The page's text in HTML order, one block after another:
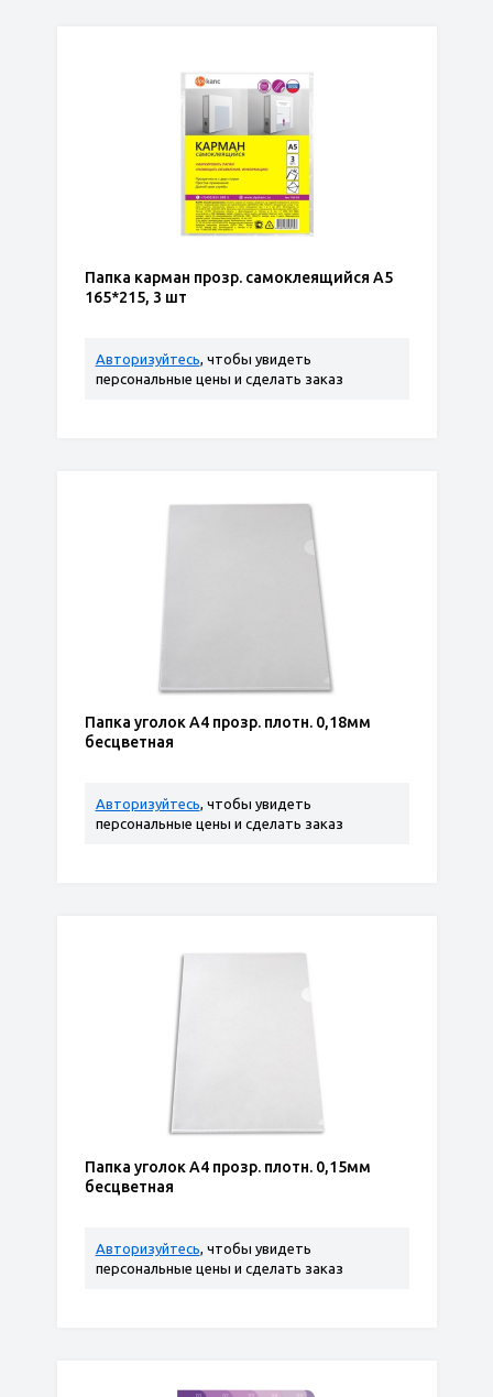
Папка карман прозр. самоклеящийся А5
165*215, 3 шт
Авторизуйтесь, чтобы увидеть
персональные цены и сделать заказ
Папка уголок А4 прозр. плотн. 0,18мм
бесцветная
Авторизуйтесь, чтобы увидеть
персональные цены и сделать заказ
Папка уголок А4 прозр. плотн. 0,15мм
бесцветная
Авторизуйтесь, чтобы увидеть
персональные цены и сделать заказ